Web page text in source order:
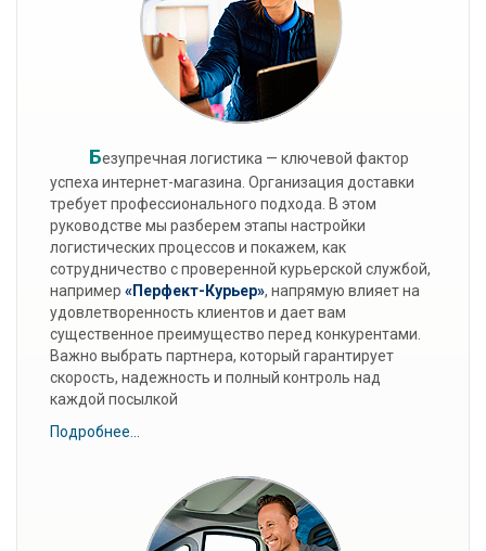
Безупречная логистика — ключевой фактор
успеха интернет-магазина. Организация доставки
требует профессионального подхода. В этом
руководстве мы разберем этапы настройки
логистических процессов и покажем, как
сотрудничество с проверенной курьерской службой,
например «Перфект-Курьер», напрямую влияет на
удовлетворенность клиентов и дает вам
существенное преимущество перед конкурентами.
Важно выбрать партнера, который гарантирует
скорость, надежность и полный контроль над
каждой посылкой
Подробнее...